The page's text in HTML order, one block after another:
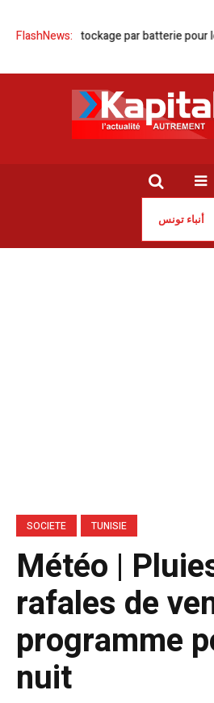
FlashNews:
le stockage par batterie pour le
أنباء تونس
SOCIETE TUNISIE
Météo |
rafales de
programme
nuit